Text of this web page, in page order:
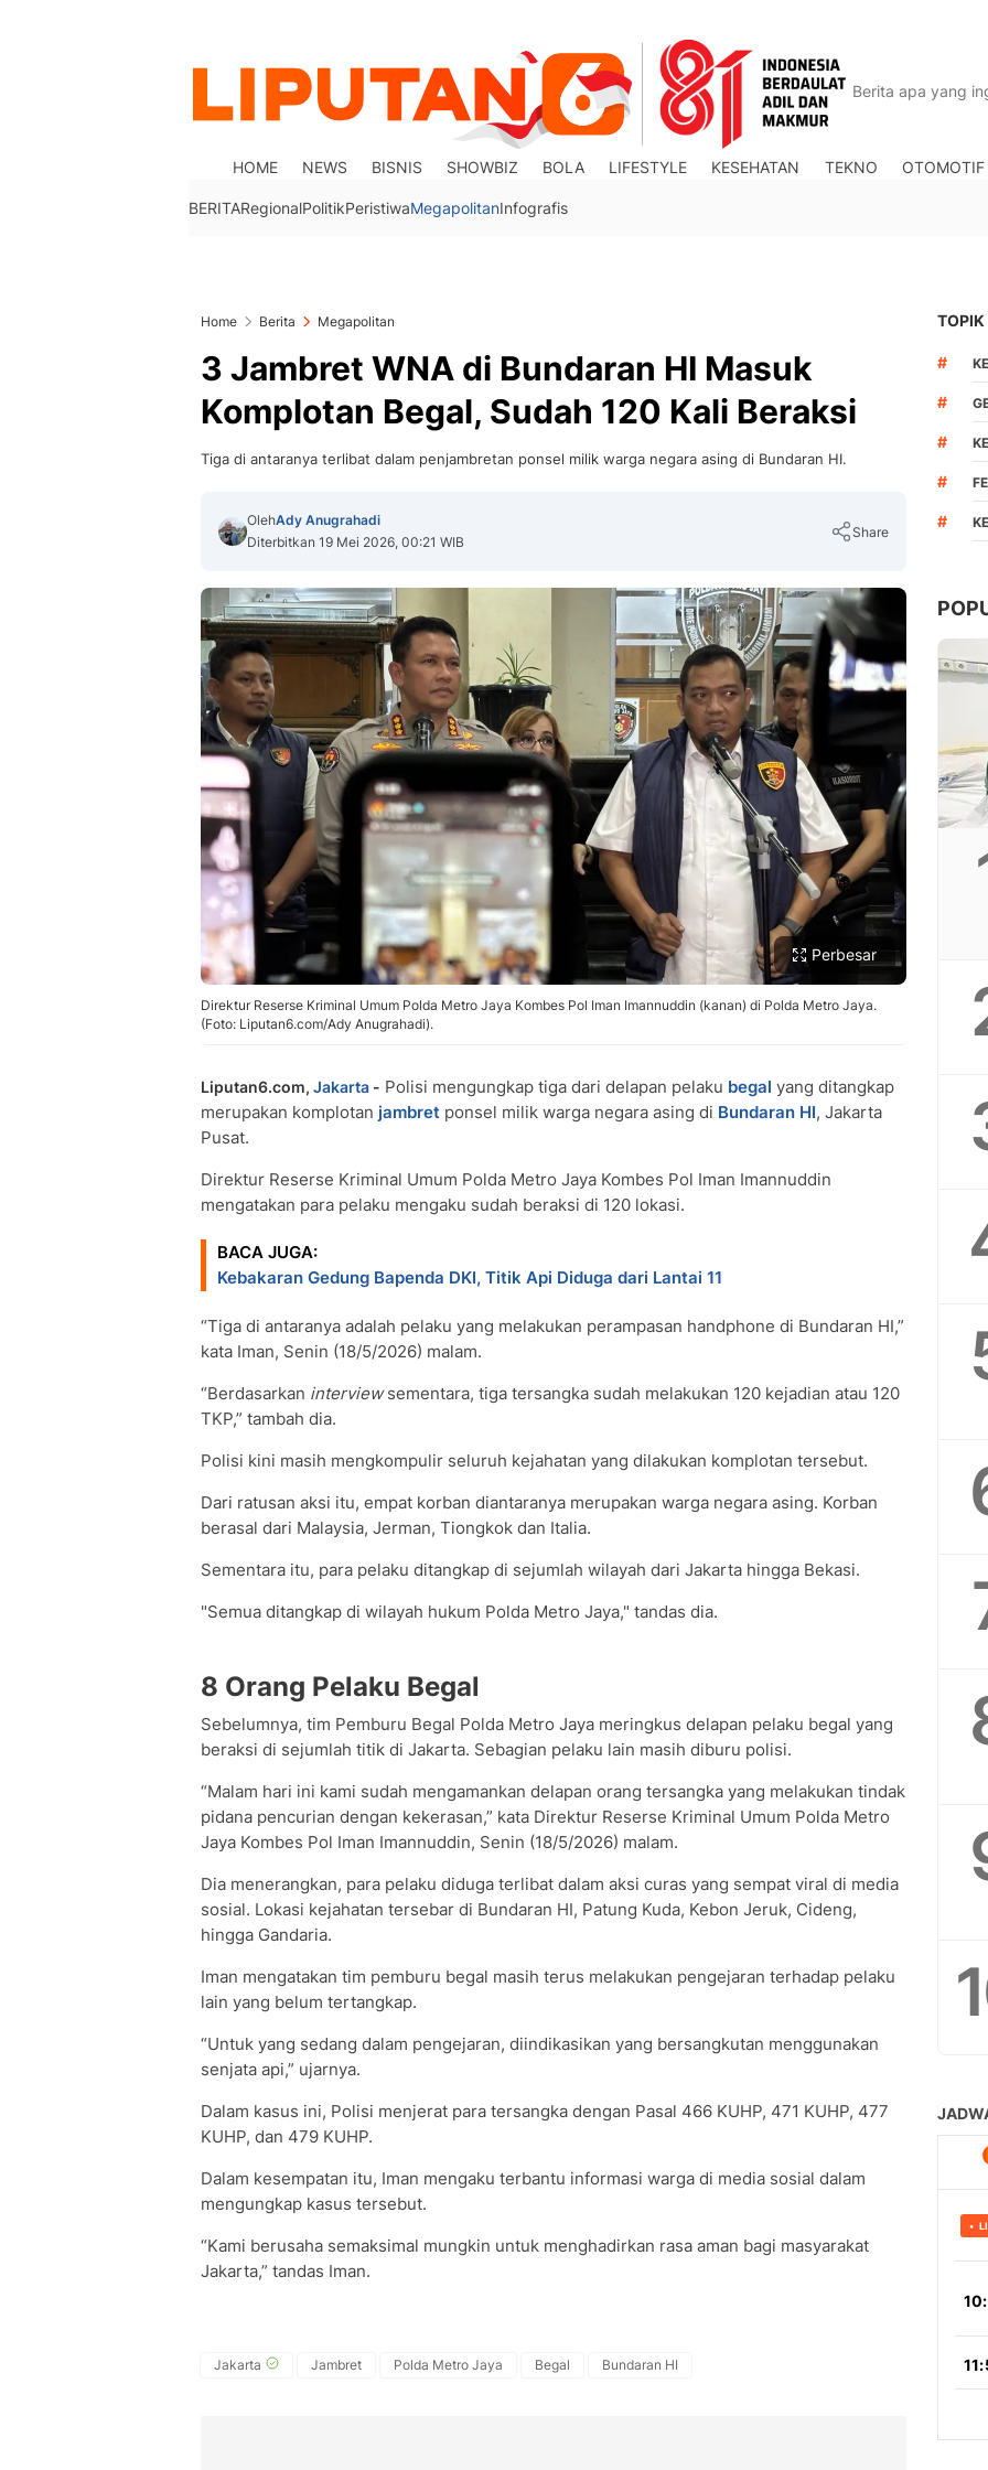
HOME NEWS BISNIS SHOWBIZ BOLA LIFESTYLE KESEHATAN TEKNO OTOMOTIF
BERITARegionalPolitikPeristiwaMegapolitanInfografis
Home Berita Megapolitan
3 Jambret WNA di Bundaran HI Masuk
Komplotan Begal, Sudah 120 Kali Beraksi
Tiga di antaranya terlibat dalam penjambretan ponsel milik warga negara asing di Bundaran HI.
OlehAdy Anugrahadi
Diterbitkan 19 Mei 2026, 00:21 WIB
Share
Copy Link
Perbesar
Direktur Reserse Kriminal Umum Polda Metro Jaya Kombes Pol Iman Imannuddin (kanan) di Polda Metro Jaya.
(Foto: Liputan6.com/Ady Anugrahadi).
Liputan6.com, Jakarta - Polisi mengungkap tiga dari delapan pelaku begal yang ditangkap
merupakan komplotan jambret ponsel milik warga negara asing di Bundaran HI, Jakarta
Pusat.
Direktur Reserse Kriminal Umum Polda Metro Jaya Kombes Pol Iman Imannuddin
mengatakan para pelaku mengaku sudah beraksi di 120 lokasi.
BACA JUGA:
Kebakaran Gedung Bapenda DKI, Titik Api Diduga dari Lantai 11
“Tiga di antaranya adalah pelaku yang melakukan perampasan handphone di Bundaran HI,”
kata Iman, Senin (18/5/2026) malam.
“Berdasarkan interviewsementara, tiga tersangka sudah melakukan 120 kejadian atau 120
TKP,” tambah dia.
Polisi kini masih mengkompulir seluruh kejahatan yang dilakukan komplotan tersebut.
Dari ratusan aksi itu, empat korban diantaranya merupakan warga negara asing. Korban
berasal dari Malaysia, Jerman, Tiongkok dan Italia.
Sementara itu, para pelaku ditangkap di sejumlah wilayah dari Jakarta hingga Bekasi.
"Semua ditangkap di wilayah hukum Polda Metro Jaya," tandas dia.
8 Orang Pelaku Begal
Sebelumnya, tim Pemburu Begal Polda Metro Jaya meringkus delapan pelaku begal yang
beraksi di sejumlah titik di Jakarta. Sebagian pelaku lain masih diburu polisi.
“Malam hari ini kami sudah mengamankan delapan orang tersangka yang melakukan tindak
pidana pencurian dengan kekerasan,” kata Direktur Reserse Kriminal Umum Polda Metro
Jaya Kombes Pol Iman Imannuddin, Senin (18/5/2026) malam.
Dia menerangkan, para pelaku diduga terlibat dalam aksi curas yang sempat viral di media
sosial. Lokasi kejahatan tersebar di Bundaran HI, Patung Kuda, Kebon Jeruk, Cideng,
hingga Gandaria.
Iman mengatakan tim pemburu begal masih terus melakukan pengejaran terhadap pelaku
lain yang belum tertangkap.
“Untuk yang sedang dalam pengejaran, diindikasikan yang bersangkutan menggunakan
senjata api,” ujarnya.
Dalam kasus ini, Polisi menjerat para tersangka dengan Pasal 466 KUHP, 471 KUHP, 477
KUHP, dan 479 KUHP.
Dalam kesempatan itu, Iman mengaku terbantu informasi warga di media sosial dalam
mengungkap kasus tersebut.
“Kami berusaha semaksimal mungkin untuk menghadirkan rasa aman bagi masyarakat
Jakarta,” tandas Iman.
Jakarta Jambret Polda Metro Jaya Begal Bundaran HI
TOPIK
#
#
#
#
#